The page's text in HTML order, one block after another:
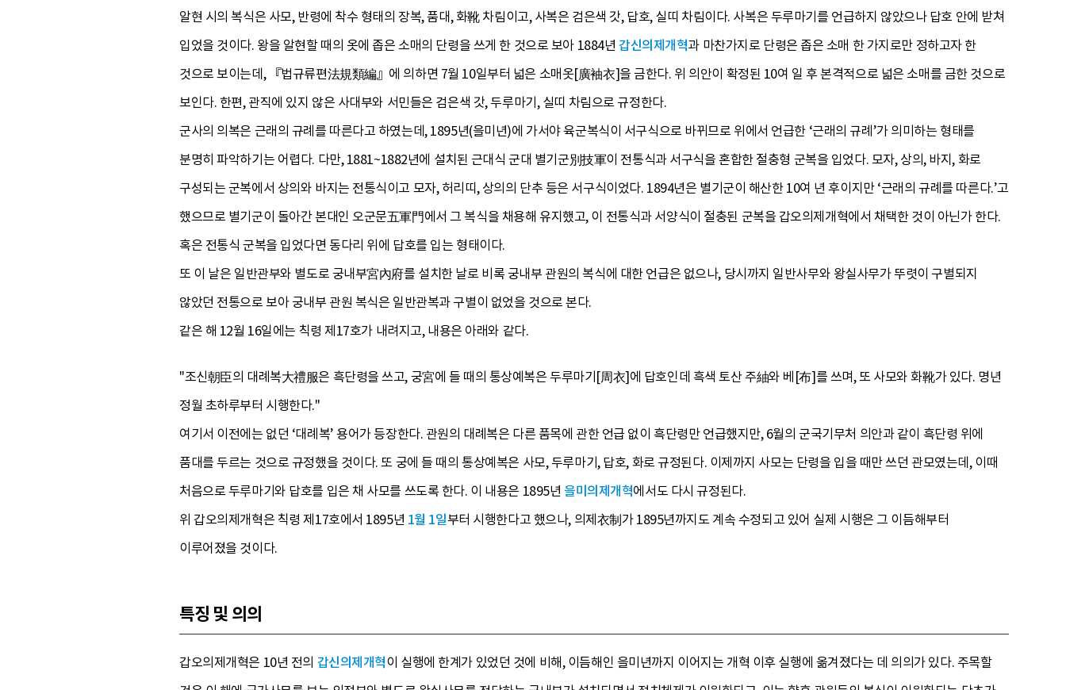
알현 시의 복식은 사모, 반령에 착수 형태의 장복, 품대, 화靴 차림이고, 사복은 검은색 갓, 답호, 실띠 차림이다. 사복은 두루마기를 언급하지 않았으나 답호 안에 받쳐
입었을 것이다. 왕을 알현할 때의 옷에 좁은 소매의 단령을 쓰게 한 것으로 보아 1884년갑신의제개혁과 마찬가지로 단령은 좁은 소매 한 가지로만 정하고자 한
것으로 보이는데, 『법규류편法規類編』에 의하면 7월 10일부터 넓은 소매옷[廣袖衣]을 금한다. 위 의안이 확정된 10여 일 후 본격적으로 넓은 소매를 금한 것으로
보인다. 한편, 관직에 있지 않은 사대부와 서민들은 검은색 갓, 두루마기, 실띠 차림으로 규정한다.
군사의 의복은 근래의 규례를 따른다고 하였는데, 1895년(을미년)에 가서야 육군복식이 서구식으로 바뀌므로 위에서 언급한 ‘근래의 규례’가 의미하는 형태를
분명히 파악하기는 어렵다. 다만, 1881~1882년에 설치된 근대식 군대 별기군別技軍이 전통식과 서구식을 혼합한 절충형 군복을 입었다. 모자, 상의, 바지, 화로
구성되는 군복에서 상의와 바지는 전통식이고 모자, 허리띠, 상의의 단추 등은 서구식이었다. 1894년은 별기군이 해산한 10여 년 후이지만 ‘근래의 규례를 따른다.’고
했으므로 별기군이 돌아간 본대인 오군문五軍門에서 그 복식을 채용해 유지했고, 이 전통식과 서양식이 절충된 군복을 갑오의제개혁에서 채택한 것이 아닌가 한다.
혹은 전통식 군복을 입었다면 동다리 위에 답호를 입는 형태이다.
또 이 날은 일반관부와 별도로 궁내부宮內府를 설치한 날로 비록 궁내부 관원의 복식에 대한 언급은 없으나, 당시까지 일반사무와 왕실사무가 뚜렷이 구별되지
않았던 전통으로 보아 궁내부 관원 복식은 일반관복과 구별이 없었을 것으로 본다.
같은 해 12월 16일에는 칙령 제17호가 내려지고, 내용은 아래와 같다.
"조신朝臣의 대례복大禮服은 흑단령을 쓰고, 궁宮에 들 때의 통상예복은 두루마기[周衣]에 답호인데 흑색 토산 주紬와 베[布]를 쓰며, 또 사모와 화靴가 있다. 명년
정월 초하루부터 시행한다."
여기서 이전에는 없던 ‘대례복’ 용어가 등장한다. 관원의 대례복은 다른 품목에 관한 언급 없이 흑단령만 언급했지만, 6월의 군국기무처 의안과 같이 흑단령 위에
품대를 두르는 것으로 규정했을 것이다. 또 궁에 들 때의 통상예복은 사모, 두루마기, 답호, 화로 규정된다. 이제까지 사모는 단령을 입을 때만 쓰던 관모였는데, 이때
처음으로 두루마기와 답호를 입은 채 사모를 쓰도록 한다. 이 내용은 1895년 을미의제개혁에서도 다시 규정된다.
위 갑오의제개혁은 칙령 제17호에서 1895년 1월 1일부터 시행한다고 했으나, 의제衣制가 1895년까지도 계속 수정되고 있어 실제 시행은 그 이듬해부터
이루어졌을 것이다.
특징 및 의의
갑오의제개혁은 10년 전의 갑신의제개혁이 실행에 한계가 있었던 것에 비해, 이듬해인 을미년까지 이어지는 개혁 이후 실행에 옮겨졌다는 데 의의가 있다. 주목할